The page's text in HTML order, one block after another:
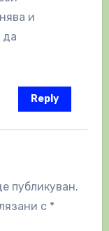
и
да
Reply
публикуван.
с *